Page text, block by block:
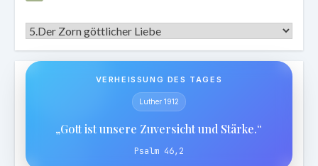
Kategorien
VERHEISSUNG DES TAGES
Luther 1912
„Gott ist unsere Zuversicht und Stärke.“
Psalm 46,2